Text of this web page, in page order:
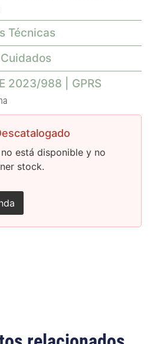
Técnicas
2023/988 | GPRS
está disponible y no
stock.